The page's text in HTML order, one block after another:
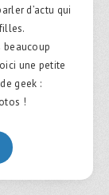
d’actu qui
beaucoup
une petite
geek :
!